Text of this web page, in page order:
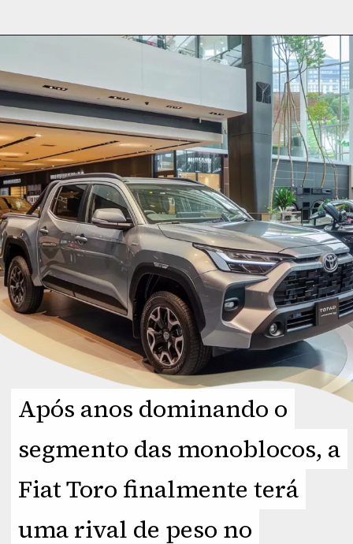
https://planetcars.com.br/nova-pickup-compacta-da-toyota-a-uniao-de-estilo-e-utilidade/
Após anos dominando o
segmento das monoblocos, a
Fiat Toro finalmente terá
uma rival de peso no
Após anos dominando o
segmento das monoblocos, a
Fiat Toro finalmente terá
uma rival de peso no